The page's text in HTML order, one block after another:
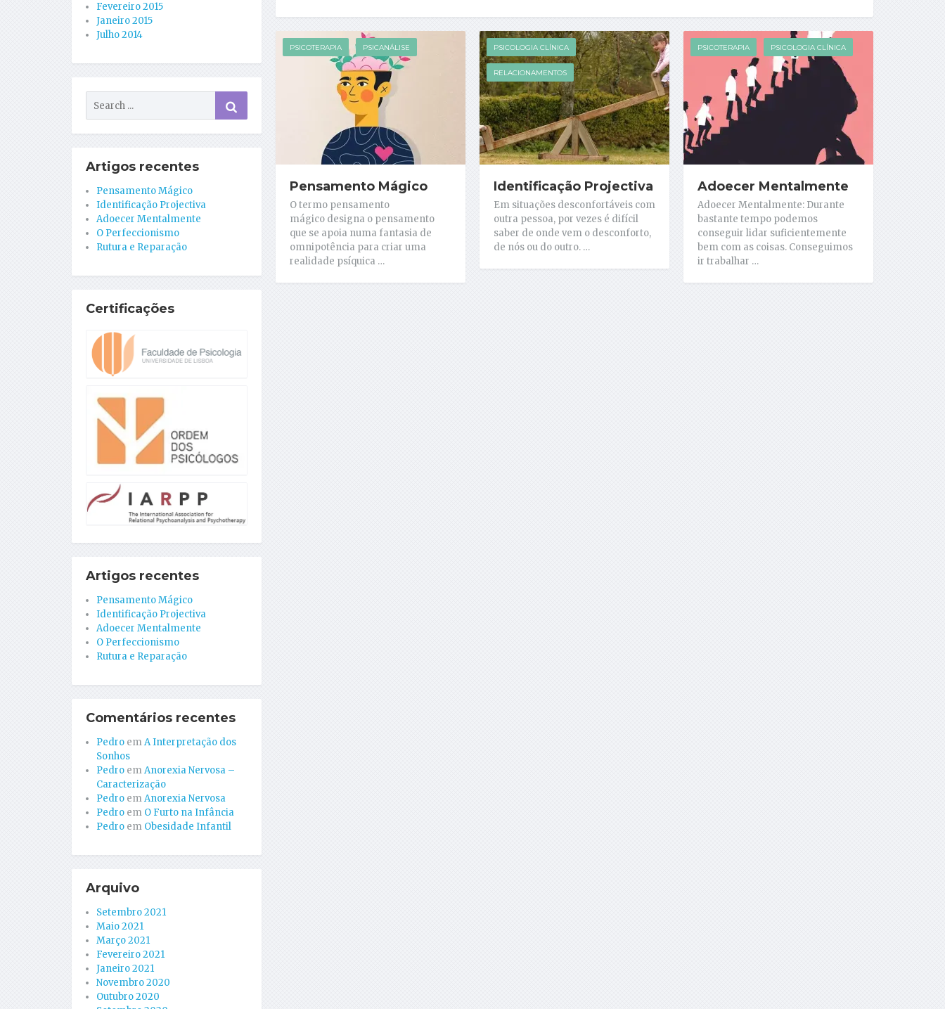
PSICOTERAPIA PSICANÁLISE
Pensamento Mágico
O termo pensamento
mágico designa o pensamento
que se apoia numa fantasia de
omnipotência para criar uma
realidade psíquica …
PSICOLOGIA CLÍNICA
RELACIONAMENTOS
Identificação Projectiva
Em situações desconfortáveis com
outra pessoa, por vezes é difícil
saber de onde vem o desconforto,
de nós ou do outro. …
PSICOTERAPIA PSICOLOGIA CLÍNICA
Adoecer Mentalmente
Adoecer Mentalmente: Durante
bastante tempo podemos
conseguir lidar suficientemente
bem com as coisas. Conseguimos
ir trabalhar …
Fevereiro 2015
Janeiro 2015
Julho 2014
Artigos recentes
Pensamento Mágico
Identificação Projectiva
Adoecer Mentalmente
O Perfeccionismo
Rutura e Reparação
Certificações
Artigos recentes
Pensamento Mágico
Identificação Projectiva
Adoecer Mentalmente
O Perfeccionismo
Rutura e Reparação
Comentários recentes
Pedro emA Interpretação dos
Sonhos
Pedro emAnorexia Nervosa –
Caracterização
Pedro emAnorexia Nervosa
Pedro em O Furto na Infância
Pedro em Obesidade Infantil
Arquivo
Setembro 2021
Maio 2021
Março 2021
Fevereiro 2021
Janeiro 2021
Novembro 2020
Outubro 2020